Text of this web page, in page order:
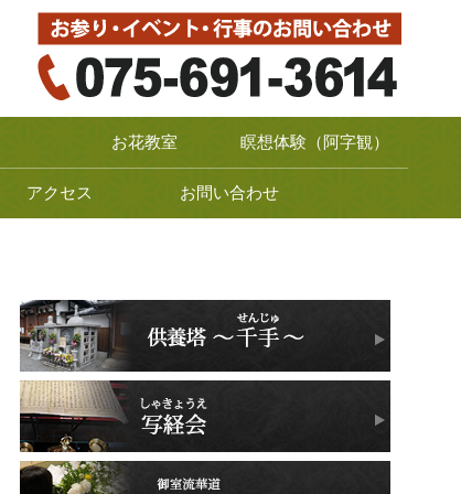
お花教室 瞑想体験（阿字観）
アクセス お問い合わせ